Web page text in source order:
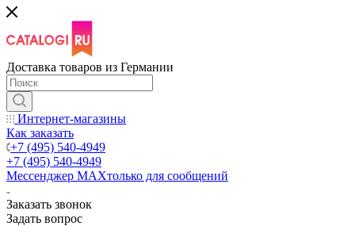
Доставка товаров из Германии
Интернет-магазины
Как заказать
+7 (495) 540-4949
+7 (495) 540-4949
Мессенджер МАХтолько для сообщений
Заказать звонок
Задать вопрос